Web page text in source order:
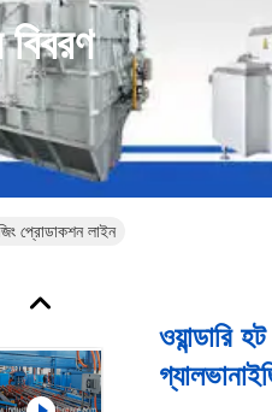
বিবরণ
প্রোডাকশন লাইন
ওয়ান্ডারি